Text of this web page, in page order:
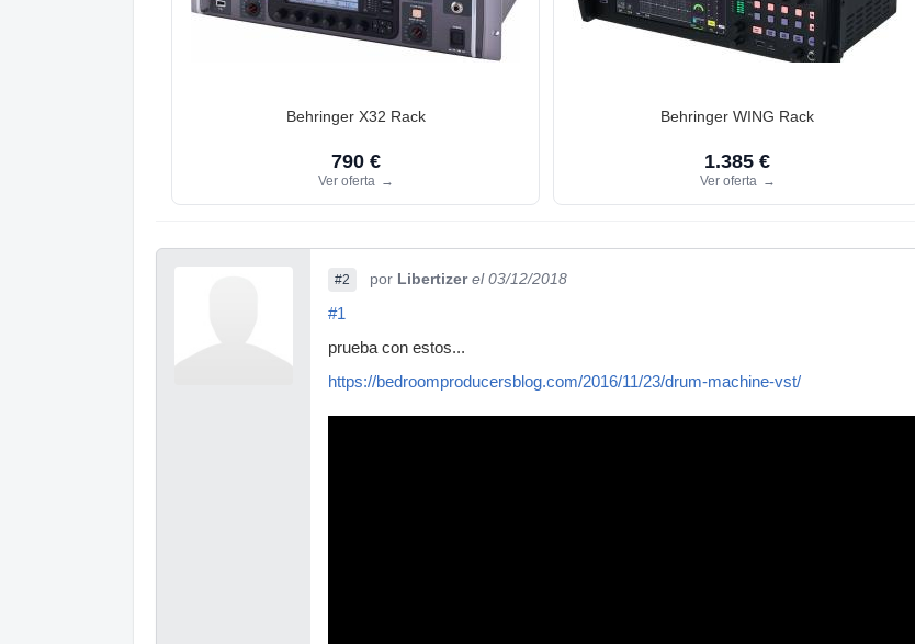
Behringer X32 Rack
790 €
Ver oferta →
Behringer WING Rack
1.385 €
Ver oferta →
#2 por Libertizer el 03/12/2018
#1
prueba con estos...
https://bedroomproducersblog.com/2016/11/23/drum-machine-vst/